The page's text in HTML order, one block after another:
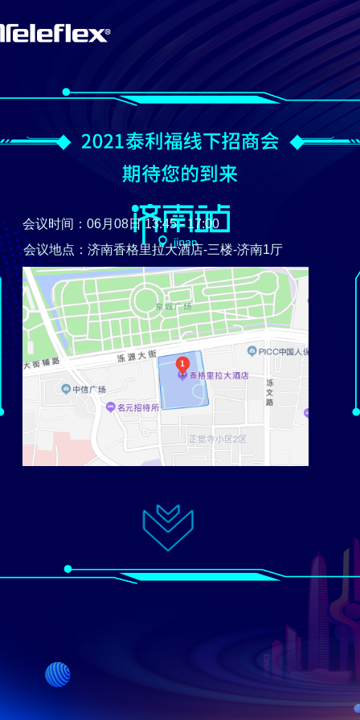
会议地点：济南香格里拉大酒店-三楼-济南1厅
会议时间：06月08日 13:45 - 17:00